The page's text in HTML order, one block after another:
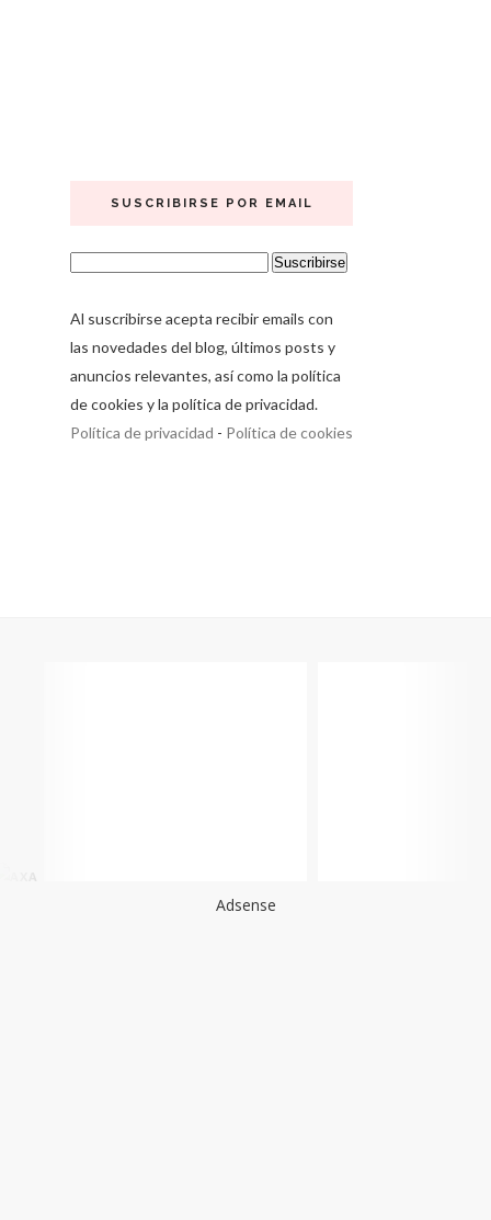
SUSCRIBIRSE POR EMAIL
Al suscribirse acepta recibir emails con
las novedades del blog, últimos posts y
anuncios relevantes, así como la política
de cookies y la política de privacidad.
Política de privacidad - Política de cookies
Adsense